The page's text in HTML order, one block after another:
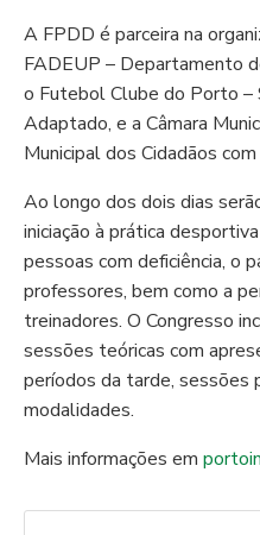
A FPDD é parceira na
FADEUP – Departamento
o Futebol Clube do Porto –
Adaptado, e a Câmara
Municipal dos Cidadãos
Ao longo dos dois dias
iniciação à prática
pessoas com deficiência, o
professores, bem como a
treinadores. O Congresso
sessões teóricas com
períodos da tarde, sessões
modalidades.
Mais informações em